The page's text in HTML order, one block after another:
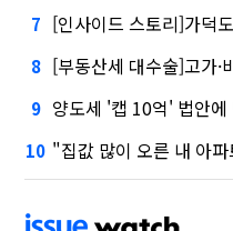
7 [인사이드 스토리]가덕
8 [부동산세 대수술]고가·
9 양도세 '캡 10억' 법안
10 "집값 많이 오른 내 아